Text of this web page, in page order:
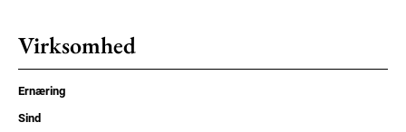
Virksomhed
Ernæring
Sind